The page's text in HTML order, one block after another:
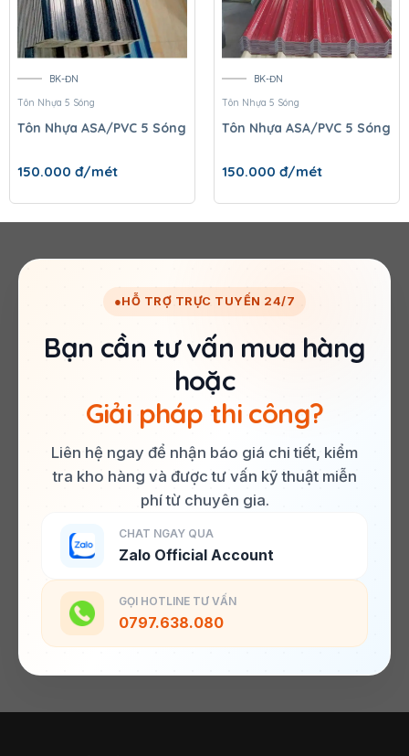
BK-ĐN
Tôn Nhựa 5 Sóng
Tôn Nhựa ASA/PVC 5 Sóng
150.000 đ/mét
BK-ĐN
Tôn Nhựa 5 Sóng
Tôn Nhựa ASA/PVC 5 Sóng
150.000 đ/mét
●HỖ TRỢ TRỰC TUYẾN 24/7
Bạn cần tư vấn mua hàng
hoặc
Giải pháp thi công?
Liên hệ ngay để nhận báo giá chi tiết, kiểm
tra kho hàng và được tư vấn kỹ thuật miễn
phí từ chuyên gia.
CHAT NGAY QUA
Zalo Official Account
GỌI HOTLINE TƯ VẤN
0797.638.080